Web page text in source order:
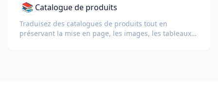
📚 Catalogue de produits
Traduisez des catalogues de produits tout en
préservant la mise en page, les images, les tableaux